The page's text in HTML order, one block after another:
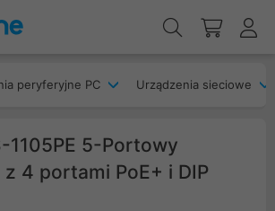
peryferyjne PC Urządzenia sieciowe
1105PE 5-Portowy
z 4 portami PoE+ i DIP